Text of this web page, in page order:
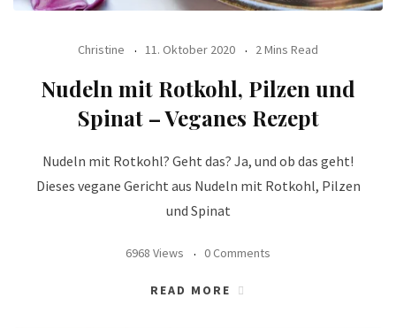
Christine 11. Oktober 2020 2 Mins Read
Nudeln mit Rotkohl, Pilzen und
Spinat – Veganes Rezept
Nudeln mit Rotkohl? Geht das? Ja, und ob das geht!
Dieses vegane Gericht aus Nudeln mit Rotkohl, Pilzen
und Spinat
6968 Views 0 Comments
READ MORE